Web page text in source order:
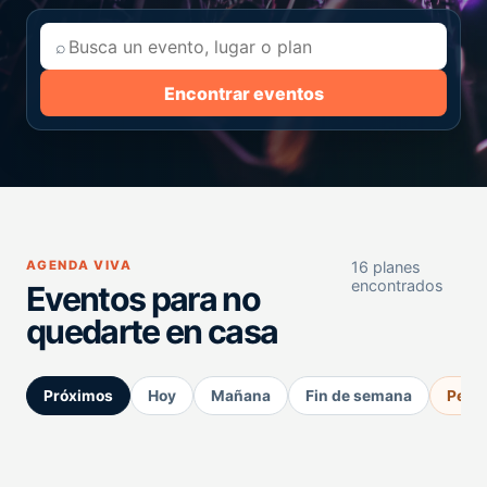
⌕
Encontrar eventos
AGENDA VIVA
Eventos para no
quedarte en casa
16 planes
encontrados
Próximos Hoy Mañana Fin de semana